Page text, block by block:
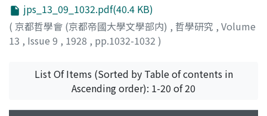
jps_13_09_1032.pdf(40.4 KB)
( 京都哲學會 (京都帝國大學文學部内) , 哲學研究 , Volume
13 , Issue 9 , 1928 , pp.1032-1032 )
List Of Items (Sorted by Table of contents in
Ascending order): 1-20 of 20